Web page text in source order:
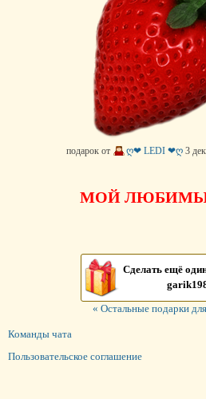
подарок от ღ❤ LEDI ❤ღ3
МОЙ
Сделать ещё
« Остальные подарки
Команды чата
Пользовательское соглашение